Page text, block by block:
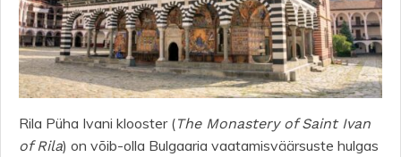
Rila Püha Ivani klooster (The Monastery of Saint Ivan
of Rila) on võib-olla Bulgaaria vaatamisväärsuste hulgas